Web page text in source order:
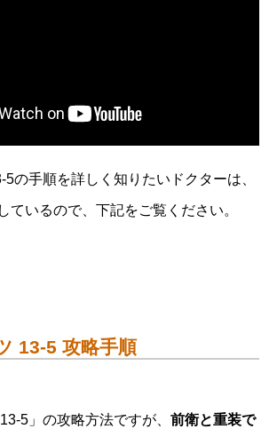
5の手順を詳しく知りたいドクターは、
ているので、下記をご覧ください。
13-5 攻略手順
5」の攻略方法ですが、 前衛と重装で